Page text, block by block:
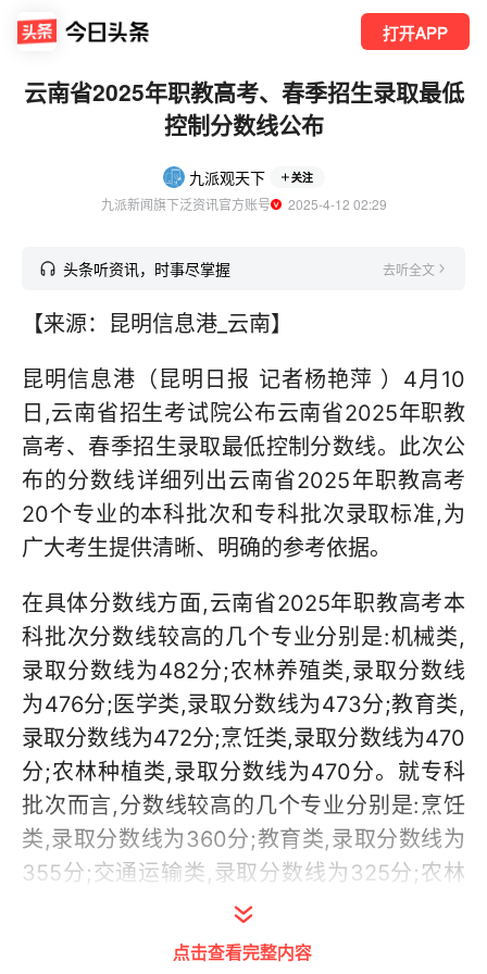
打开APP
云南省2025年职教高考、春季招生录取最低
控制分数线公布
九派观天下 关注
九派新闻旗下泛资讯官方账号
  2025-4-12 02:29
头条听资讯，时事尽掌握 去听全文
【来源：昆明信息港_云南】
昆明信息港（昆明日报 记者杨艳萍 ）4月10
日,云南省招生考试院公布云南省2025年职教
高考、春季招生录取最低控制分数线。此次公
布的分数线详细列出云南省2025年职教高考
20个专业的本科批次和专科批次录取标准,为
广大考生提供清晰、明确的参考依据。
在具体分数线方面,云南省2025年职教高考本
科批次分数线较高的几个专业分别是:机械类,
录取分数线为482分;农林养殖类,录取分数线
为476分;医学类,录取分数线为473分;教育类,
录取分数线为472分;烹饪类,录取分数线为470
分;农林种植类,录取分数线为470分。就专科
批次而言,分数线较高的几个专业分别是:烹饪
类,录取分数线为360分;教育类,录取分数线为
355分;交通运输类,录取分数线为325分;农林
养殖类,录取分数线为310分;护理类,录取分数
线为305分。此外,艺术类本科批次录取分数线
点击查看完整内容